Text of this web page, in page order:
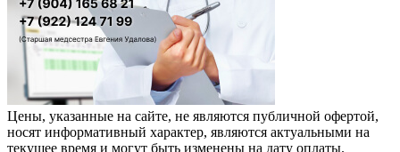
Цены, указанные на сайте, не являются публичной офертой,
носят информативный характер, являются актуальными на
текущее время и могут быть изменены на дату оплаты.